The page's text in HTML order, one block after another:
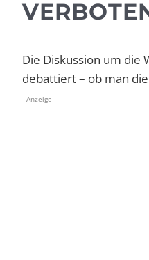
Die Diskussion um die
debattiert – ob man
- Anzeige -